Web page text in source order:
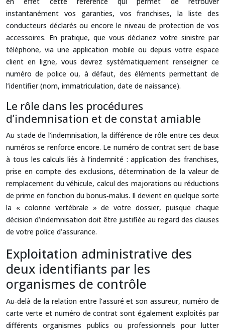
instantanément vos garanties, vos franchises, la liste des
conducteurs déclarés ou encore le niveau de protection de vos
accessoires. En pratique, que vous déclariez votre sinistre par
téléphone, via une application mobile ou depuis votre espace
client en ligne, vous devrez systématiquement renseigner ce
numéro de police ou, à défaut, des éléments permettant de
l’identifier (nom, immatriculation, date de naissance).
Le rôle dans les procédures
d’indemnisation et de constat amiable
Au stade de l’indemnisation, la différence de rôle entre ces deux
numéros se renforce encore. Le numéro de contrat sert de base
à tous les calculs liés à l’indemnité : application des franchises,
prise en compte des exclusions, détermination de la valeur de
remplacement du véhicule, calcul des majorations ou réductions
de prime en fonction du bonus‑malus. Il devient en quelque sorte
la « colonne vertébrale » de votre dossier, puisque chaque
décision d’indemnisation doit être justifiée au regard des clauses
de votre police d’assurance.
Exploitation administrative des
deux identifiants par les
organismes de contrôle
Au‑delà de la relation entre l’assuré et son assureur, numéro de
carte verte et numéro de contrat sont également exploités par
différents organismes publics ou professionnels pour lutter